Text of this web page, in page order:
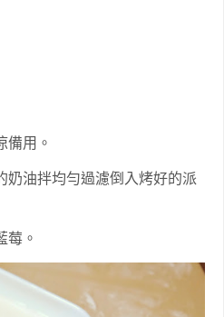
備用。
奶油拌均勻過濾倒入烤好的派
莓。